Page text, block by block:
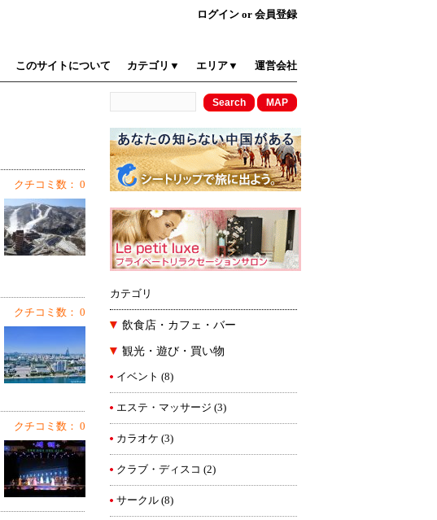
ログイン or 会員登録
このサイトについて カテゴリ▼ エリア▼ 運営会社
クチコミ数： 0
クチコミ数： 0
クチコミ数： 0
カテゴリ
飲食店・カフェ・バー
観光・遊び・買い物
イベント (8)
エステ・マッサージ (3)
カラオケ (3)
クラブ・ディスコ (2)
サークル (8)